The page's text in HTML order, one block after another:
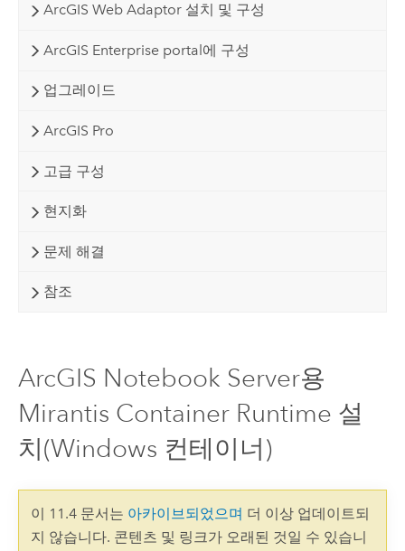
ArcGIS Web Adaptor 설치 및 구성
ArcGIS Enterprise portal에 구성
업그레이드
ArcGIS Pro
고급 구성
현지화
문제 해결
참조
ArcGIS Notebook Server용
Mirantis Container Runtime 설
치(Windows 컨테이너)
이 11.4 문서는 아카이브되었으며 더 이상 업데이트되
지 않습니다. 콘텐츠 및 링크가 오래된 것일 수 있습니